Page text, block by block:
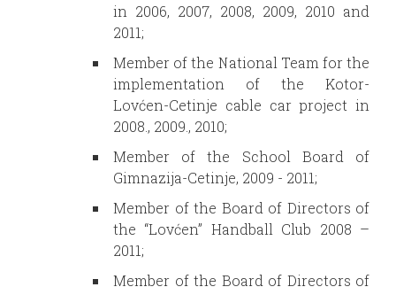
in 2006, 2007, 2008, 2009, 2010 and
2011;
Member of the National Team for the
implementation of the Kotor-
Lovćen-Cetinje cable car project in
2008., 2009., 2010;
Member of the School Board of
Gimnazija-Cetinje, 2009 - 2011;
Member of the Board of Directors of
the “Lovćen” Handball Club 2008 –
2011;
Member of the Board of Directors of